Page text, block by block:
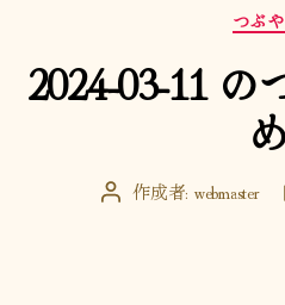
カ
ー
つぶ
2024-03-11
め
投 作成者: webmaster